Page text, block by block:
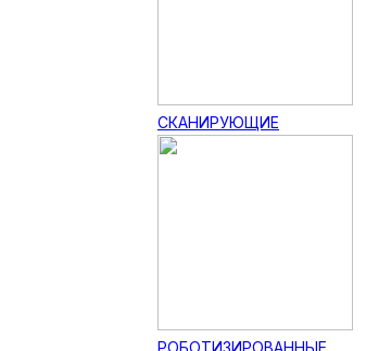
СКАНИРУЮЩИЕ
РОБОТИЗИРОВАННЫЕ